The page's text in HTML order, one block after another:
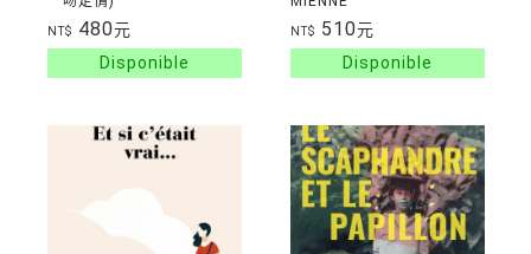
NT$ 480元 NT$ 510元